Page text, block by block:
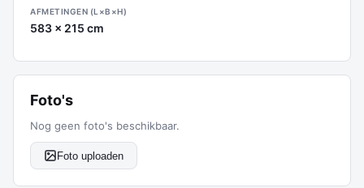
AFMETINGEN (L×B×H)
583 x 215 cm
Foto's
Nog geen foto's beschikbaar.
Foto uploaden